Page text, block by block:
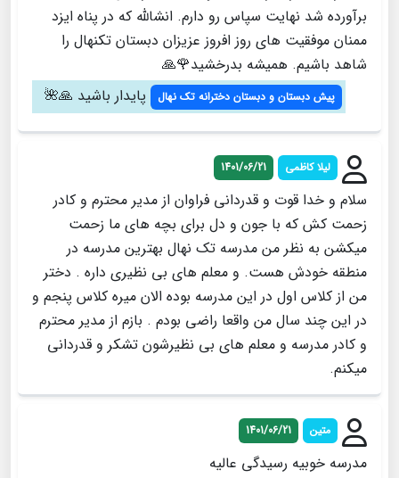
برآورده شد نهایت سپاس رو دارم. انشالله که در پناه ایزد
ممنان موفقیت های روز افروز عزیزان دبستان تکنهال را
شاهد باشیم. همیشه بدرخشید🌹🙏
پیش دبستان و دبستان دخترانه تک نهال پایدار باشید 🙏🌺
لیلا کاظمی 1401/06/21
سلام و خدا قوت و قدردانی فراوان از مدیر محترم و کادر
زحمت کش که با جون و دل برای بچه های ما زحمت
میکشن به نظر من مدرسه تک نهال بهترین مدرسه در
منطقه خودش هست. و معلم های بی نظیری داره . دختر
من از کلاس اول در این مدرسه بوده الان میره کلاس پنجم و
در این چند سال من واقعا راضی بودم . بازم از مدیر محترم
و کادر مدرسه و معلم های بی نظیرشون تشکر و قدردانی
میکنم.
متین 1401/06/21
مدرسه خوبیه رسیدگی عالیه